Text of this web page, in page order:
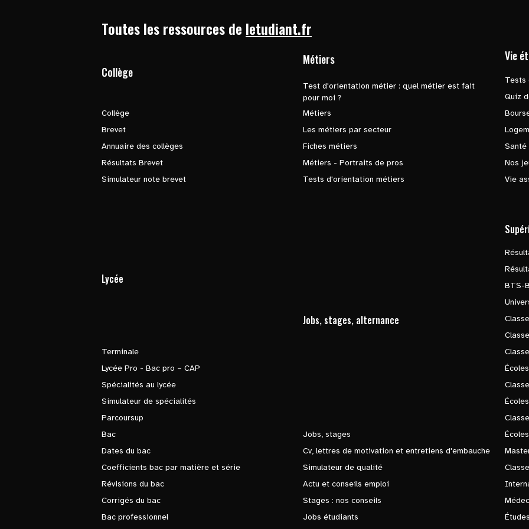
Toutes les ressources de letudiant.fr
Collège
Collège
Brevet
Annuaire des collèges
Résultats Brevet
Simulateur note brevet
Métiers
Test d'orientation métier : quel métier est fait
pour moi ?
Métiers
Les métiers par secteur
Fiches métiers
Métiers - Portraits de pros
Tests d'orientation métiers
Vie
Tests
Quiz
Santé
Nos
Vie
Lycée
Terminale
Lycée Pro - Bac pro – CAP
Spécialités au lycée
Simulateur de spécialités
Parcoursup
Bac
Dates du bac
Coefficients bac par matière et série
Révisions du bac
Corrigés du bac
Bac professionnel
Jobs, stages, alternance
Jobs, stages
Cv, lettres de motivation et entretiens d'embauche
Simulateur de qualité
Actu et conseils emploi
Stages : nos conseils
Jobs étudiants
BTS-